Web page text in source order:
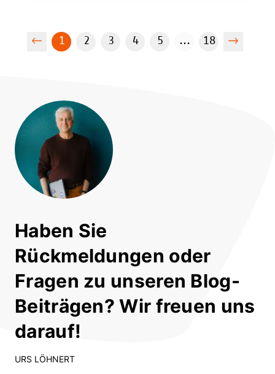
und prägenden Jahres.
1 2 3 4 5 ... 18
Haben Sie
Rückmeldungen oder
Fragen zu unseren Blog-
Beiträgen? Wir freuen uns
darauf!
URS LÖHNERT